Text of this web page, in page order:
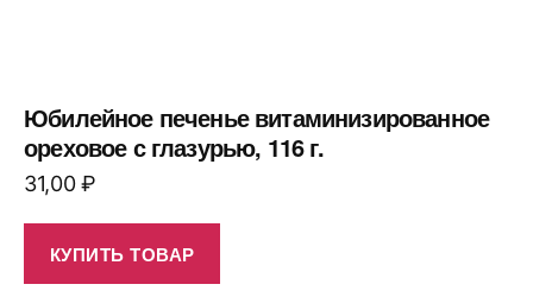
Юбилейное печенье витаминизированное
ореховое с глазурью, 116 г.
31,00₽
КУПИТЬ ТОВАР